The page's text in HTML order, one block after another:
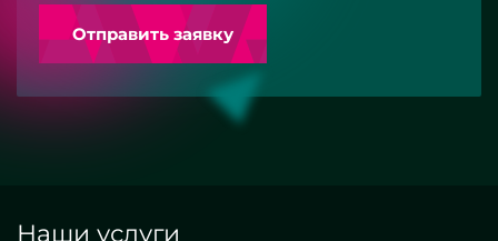
Отправить заявку
Наши услуги